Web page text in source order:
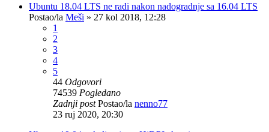
Ubuntu 18.04 LTS ne radi nakon nadogradnje sa 16.04 LTS
Postao/la Meši » 27 kol 2018, 12:28
1
2
3
4
5
44 Odgovori
74539 Pogledano
Zadnji postPostao/la nenno77
23 ruj 2020, 20:30